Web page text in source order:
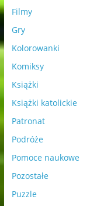
Filmy
Gry
Kolorowanki
Komiksy
Książki
Książki katolickie
Patronat
Podróże
Pomoce naukowe
Pozostałe
Puzzle